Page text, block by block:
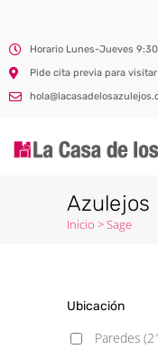
Horario Lunes-Jueves
Pide cita previa para
Azulejos
Inicio >Sage
Ubicación
Paredes